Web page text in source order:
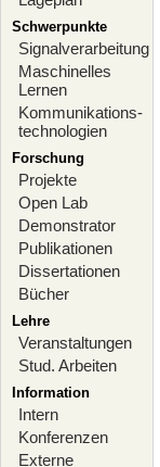
Schwerpunkte
Signalverarbeitung
Maschinelles
Lernen
Kommunikations-
technologien
Forschung
Projekte
Open Lab
Demonstrator
Publikationen
Dissertationen
Bücher
Lehre
Veranstaltungen
Stud. Arbeiten
Information
Intern
Konferenzen
Externe